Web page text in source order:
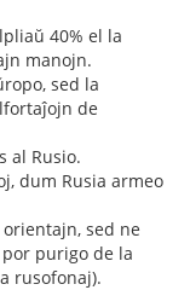
40% el la
manojn.
sed la
de
al Rusio.
dum Rusia armeo
sed ne
purigo de la
rusofonaj).